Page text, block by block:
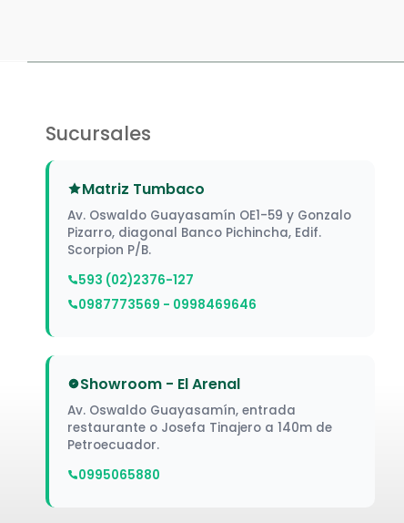
Sucursales
Matriz Tumbaco
Av. Oswaldo Guayasamín OE1-59 y Gonzalo
Pizarro, diagonal Banco Pichincha, Edif.
Scorpion P/B.
593 (02)2376-127
0987773569 - 0998469646
Showroom - El Arenal
Av. Oswaldo Guayasamín, entrada
restaurante o Josefa Tinajero a 140m de
Petroecuador.
0995065880